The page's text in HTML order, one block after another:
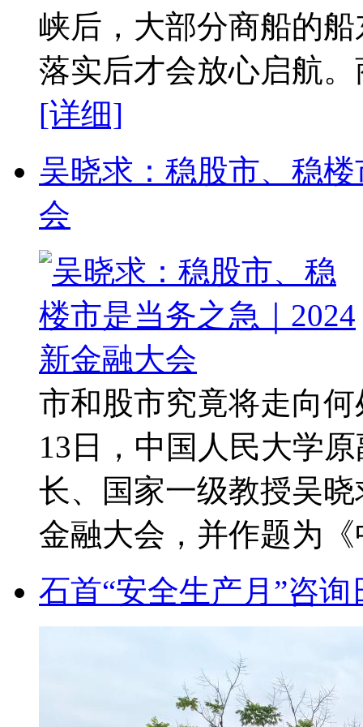
峡后，大部分商船的
落实后才会放心启航
[详细]
吴晓求：稳股市、稳
会
市和股市究竟将走向
13日，中国人民大学
长、国家一级教授吴
金融大会，并作题为
石首“安全生产月”咨询